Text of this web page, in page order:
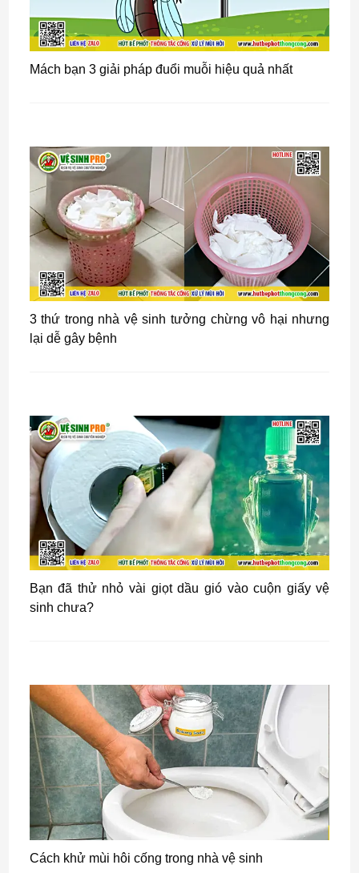
Mách bạn 3 giải pháp đuổi muỗi hiệu quả nhất
3 thứ trong nhà vệ sinh tưởng chừng vô hại nhưng
lại dễ gây bệnh
Bạn đã thử nhỏ vài giọt dầu gió vào cuộn giấy vệ
sinh chưa?
Cách khử mùi hôi cống trong nhà vệ sinh